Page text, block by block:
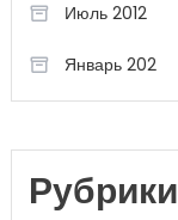
Июль 2012
Январь 202
Рубрики